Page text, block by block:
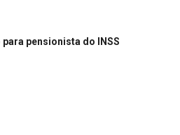
pensionista do INSS